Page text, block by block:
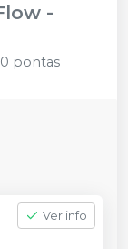
-
pontas
Ver info